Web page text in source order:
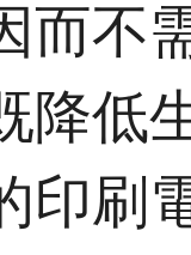
而不
降低
印刷